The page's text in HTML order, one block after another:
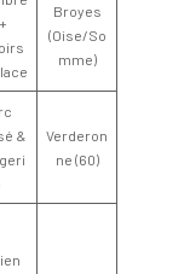
Broyes
(Oise/So
mme)
&
Verderon
ne (60)